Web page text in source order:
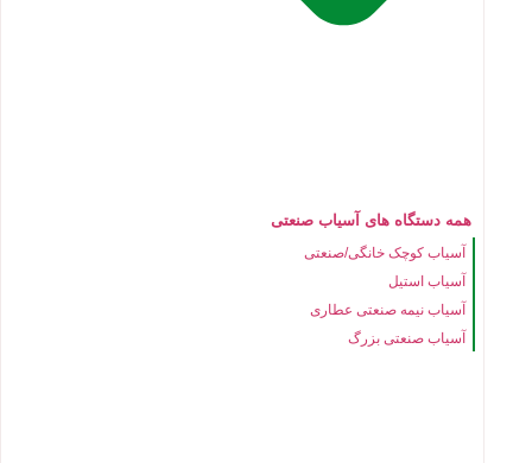
همه دستگاه های آسیاب صنعتی
آسیاب کوچک خانگی/صنعتی
آسیاب استیل
آسیاب نیمه صنعتی عطاری
آسیاب صنعتی بزرگ